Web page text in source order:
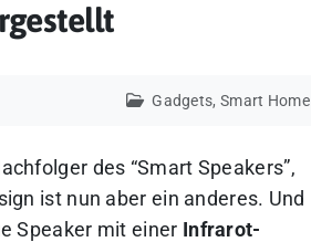
Gadgets, Smart Home
des “Smart Speakers”,
ist nun aber ein anderes. Und
Speaker mit einer Infrarot-